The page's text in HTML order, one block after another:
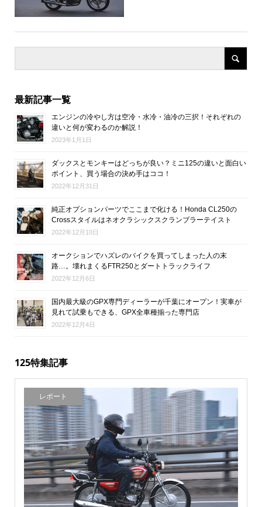
最新記事一覧
エンジンの冷やし方は空冷・水冷・油冷の三択！それぞれの
違いと何が変わるのか解説！
2023年1月1日
ダックスとモンキーはどっちが良い？ミニ125の違いと面白い
ポイント、買う場合の決め手はココ！
2022年12月31日
純正オプションパーツでここまで化ける！Honda CL250の
Crossスタイルはネオクラシックスクランブラーテイスト
2022年12月10日
オークションでハズレのバイクを買ってしまった人の末
路…。壊れまくるFTR250とダートトラックライフ
2022年12月6日
国内最大級のGPX専門ディーラーが千葉にオープン！実車が
見れて試乗もできる、GPX全車種揃った専門店
2022年12月4日
125特集記事
レポート